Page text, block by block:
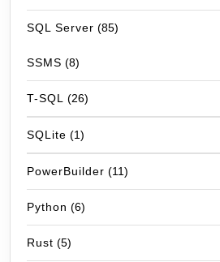
SQL Server (85)
SSMS (8)
T-SQL (26)
SQLite (1)
PowerBuilder (11)
Python (6)
Rust (5)